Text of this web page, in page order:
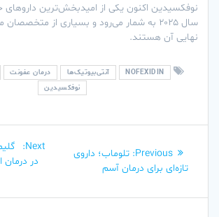
نوفکسیدین اکنون یکی از امیدبخش‌ترین داروهای
سال ۲۰۲۵ به شمار می‌رود و بسیاری از
نهایی آن هستند.
NOFEXIDIN آنتی‌بیوتیک‌ها درمان عفونت
نوفکسیدین
نوشته
Previous:
Previous
post:
تلوماب؛ داروی
تازه‌ای برای درمان آسم
Next:
Next
post:
در